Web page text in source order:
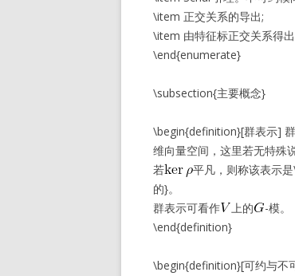
\item 正交关系的导出;
\item 由特征标正交关系得
\end{enumerate}
\subsection{主要概念}
\begin{definition}[群表示] 群
维向量空间，这里若无特殊
若
平凡，则称该表示
的}。
群表示可看作
上的
-模。
\end{definition}
\begin{definition}[可约与不